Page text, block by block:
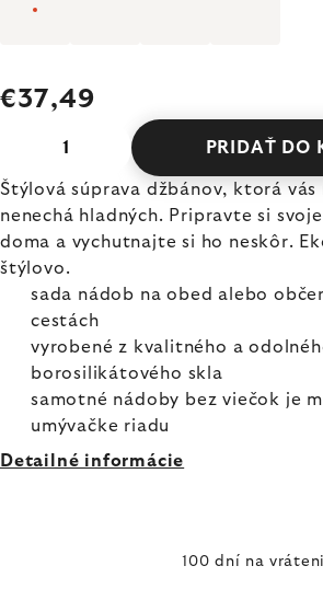
€37,49
PRIDAŤ DO
Štýlová súprava džbánov, ktorá vás
nenechá hladných. Pripravte si
doma a vychutnajte si ho neskôr.
štýlovo.
sada nádob na obed alebo
cestách
vyrobené z kvalitného a
borosilikátového skla
samotné nádoby bez viečok je
umývačke riadu
Detailné informácie
100 dní na